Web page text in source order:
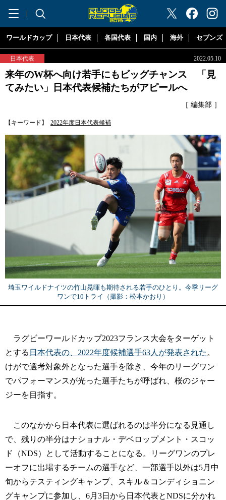
"ラグビーリパブリック"
ワールドカップ 日本代表 各国代表 国内 海外 セブンズ
日本代表 2022.05.10
来年のW杯へ向け若手にもビッグチャンス 「見
てみたい」日本代表候補たちがアピールへ
［ 編集部 ］
【キーワード】 2022年度日本代表候補
埼玉ワイルドナイツの竹山晃暉も期待される若手のひとり。今季リーグ
ワンで10トライ（撮影：松本かおり）
ラグビーワールドカップ2023フランス大会をターゲット
とする 日本代表の、2022年度候補選手63人が発表された 。
けがで選考対象外となった選手を除き、今年のリーグワン
でパフォーマンスが光った選手たちが呼ばれ、桜のジャー
ジーを目指す。
このなかから日本代表に選ばれるのは半分になる見通し
で、残りの半分はナショナル・デベロップメント・スコッ
ド（NDS）として活動することになる。リーグワンのプレ
ーオフに出場するチームの選手など、一部選手以外は5月中
旬からテスティングキャンプ、スキル＆コンディショニン
グキャンプに参加し、6月3日から日本代表とNDSに分かれ